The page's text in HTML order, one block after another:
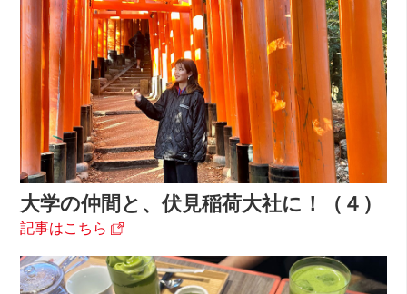
大学の仲間と、伏見稲荷大社に！（４）
記事はこちら